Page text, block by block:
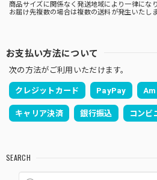
商品サイズに関係なく発送地域により一律になり
お届け先複数の場合は複数の送料が発生いたし
お支払い方法について
次の方法がご利用いただけます。
クレジットカード PayPay
キャリア決済 銀行振込 コン
SEARCH